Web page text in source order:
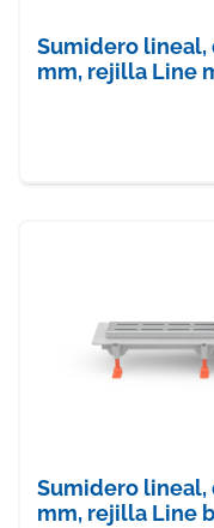
Sumidero lineal,
mm, rejilla Line
Sumidero lineal,
mm, rejilla Line